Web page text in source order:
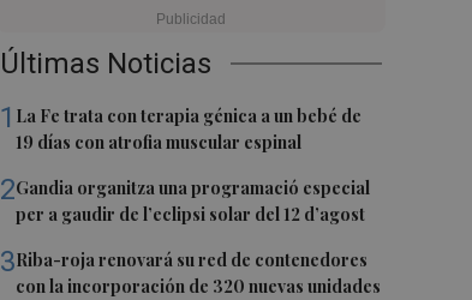
Últimas Noticias
1 La Fe trata con terapia génica a un bebé de
19 días con atrofia muscular espinal
2Gandia organitza una programació especial
per a gaudir de l’eclipsi solar del 12 d’agost
3Riba-roja renovará su red de contenedores
con la incorporación de 320 nuevas unidades